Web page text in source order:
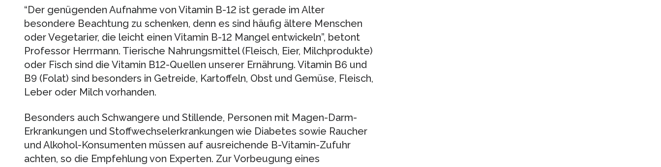
“Der genügenden Aufnahme von Vitamin B-12 ist gerade im Alter
besondere Beachtung zu schenken, denn es sind häufig ältere Menschen
oder Vegetarier, die leicht einen Vitamin B-12 Mangel entwickeln”, betont
Professor Herrmann. Tierische Nahrungsmittel (Fleisch, Eier, Milchprodukte)
oder Fisch sind die Vitamin B12-Quellen unserer Ernährung. Vitamin B6 und
B9 (Folat) sind besonders in Getreide, Kartoffeln, Obst und Gemüse, Fleisch,
Leber oder Milch vorhanden.
Besonders auch Schwangere und Stillende, Personen mit Magen-Darm-
Erkrankungen und Stoffwechselerkrankungen wie Diabetes sowie Raucher
und Alkohol-Konsumenten müssen auf ausreichende B-Vitamin-Zufuhr
achten, so die Empfehlung von Experten. Zur Vorbeugung eines